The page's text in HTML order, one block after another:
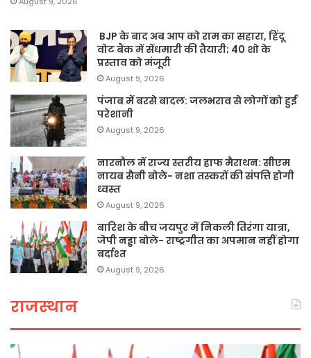
BJP के बाद अब आप को राम का सहारा, हिंदू
वोट बैंक में सेंधमारी की तैयारी; 40 शो के
प्रस्ताव को मंजूरी
August 9, 2026
पंजाब में बरसे बादल: जलभराव से लोगों को हुई
परेशानी
August 9, 2026
नारनौल में राज्य स्तरीय हाफ मैराथन: सीएम
नायब सैनी बोले- नशा तस्करों की संपत्ति होगी
ध्वस्त
August 9, 2026
बारिश के बीच जयपुर में निकली तिरंगा यात्रा,
जेपी नड्डा बोले- राष्ट्रगीत का अपमान नहीं होगा
बर्दाश्त
August 9, 2026
राजस्थान